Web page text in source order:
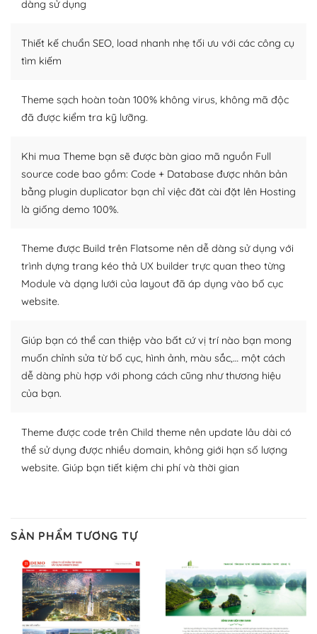
– Sở hữu một cộng đồng lớn, sẵn sàng hỗ trợ
khổng lồ được kiểm duyệt bởi các nhân viên và những
người cuồng tín WordPress.
Nếu bạn gặp khó khăn, bạn có thể lên mạng và tìm
kiếm những cộng đồng WordPress, họ sẽ giúp bạn trả
lời, giải đáp vấn đề của bạn.
Cộng đồng sử dụng WordPress sẵn sàng hỗ trợ bạn
– Đa dạng plugin và themes
Plugin mở rộng là thành phần cài đặt thêm vào
WordPress để tăng thêm các tính năng cần thiết. Có
nhiều plugin trả phí hoặc miễn phí.
Nhờ lượng người dùng đông đảo, thư viện themes và
plugin của WordPress rất phong phú. Bạn có thể thỏa
thích chọn lựa plugin và themes phù hợp cho mục đích
lập website của mình.
– Dễ sử dụng
Và bạn có toàn quyền tự do khi quyết định nơi lưu trữ
trang web WordPress của bạn.
Dễ dàng lựa chọn Hosting cho website WordPress
– Bảo mật cực tốt
dàng sử dụng
Thiết kế chuẩn SEO, load nhanh nhẹ tối ưu với các công cụ
tìm kiếm
Theme sạch hoàn toàn 100% không virus, không mã độc
đã được kiểm tra kỹ lưỡng.
Khi mua Theme bạn sẽ được bàn giao mã nguồn Full
source code bao gồm: Code + Database được nhân bản
bằng plugin duplicator bạn chỉ việc đăt cài đặt lên Hosting
là giống demo 100%.
Theme được Build trên Flatsome nên dễ dàng sử dụng với
trình dựng trang kéo thả UX builder trực quan theo từng
Module và dạng lưới của layout đã áp dụng vào bố cục
website.
Giúp bạn có thể can thiệp vào bất cứ vị trí nào bạn mong
muốn chỉnh sửa từ bố cục, hình ảnh, màu sắc,… một cách
dễ dàng phù hợp với phong cách cũng như thương hiệu
của bạn.
Theme được code trên Child theme nên update lâu dài có
thể sử dụng được nhiều domain, không giới hạn số lượng
website. Giúp bạn tiết kiệm chi phí và thời gian
SẢN PHẨM TƯƠNG TỰ